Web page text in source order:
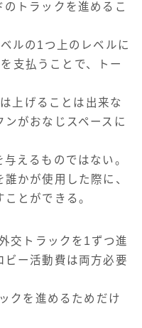
トラックを進めるこ
ルの1つ上のレベルに
支払うことで、トー
上げることは出来な
がおなじスペースに
えるものではない。
かが使用した際に、
とができる。
交トラックを1ずつ進
ビー活動費は両方必要
クを進めるためだけ